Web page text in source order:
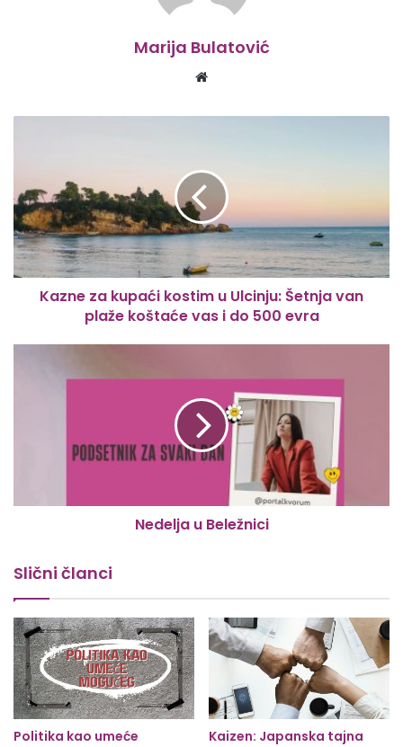
Marija Bulatović
Website
Kazne za kupaći kostim u Ulcinju: Šetnja van
plaže koštaće vas i do 500 evra
Nedelja u Beležnici
Slični članci
Politika kao umeće
Kaizen: Japanska tajna